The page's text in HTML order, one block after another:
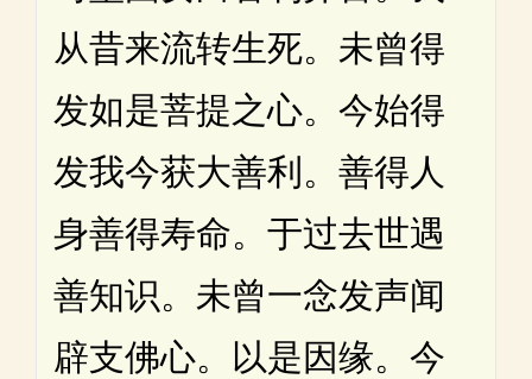
从昔来流转生死。未曾得
发如是菩提之心。今始得
发我今获大善利。善得人
身善得寿命。于过去世遇
善知识。未曾一念发声闻
辟支佛心。以是因缘。今